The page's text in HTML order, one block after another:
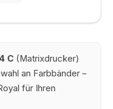
C (Matrixdrucker)
an Farbbänder –
für Ihren